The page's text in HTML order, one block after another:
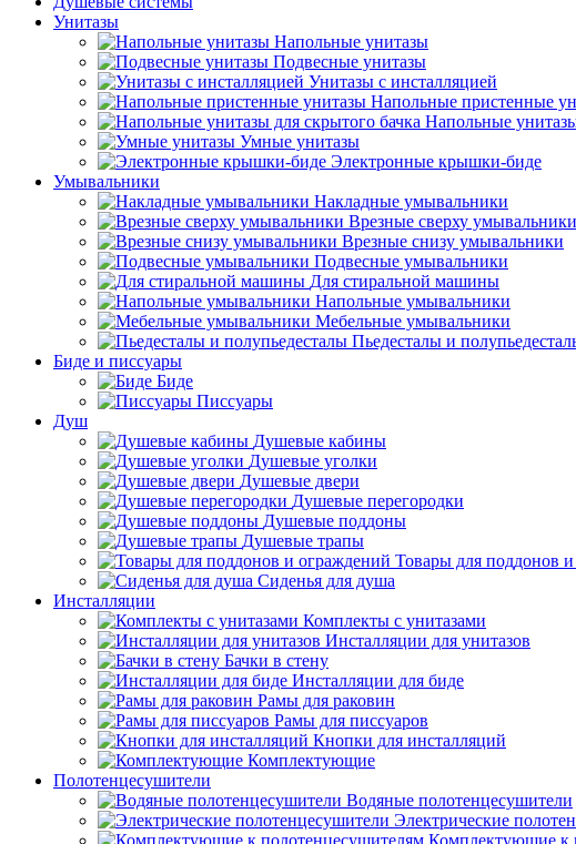
Унитазы
Напольные унитазы
Подвесные унитазы
Унитазы с инсталляцией
Напольные пристенные
Напольные
Умные унитазы
Электронные крышки-биде
Умывальники
Накладные умывальники
Врезные сверху умывальники
Врезные снизу умывальники
Подвесные умывальники
Для стиральной машины
Напольные умывальники
Мебельные умывальники
Пьедесталы и
Биде и писсуары
Биде
Писсуары
Душ
Душевые кабины
Душевые уголки
Душевые двери
Душевые перегородки
Душевые поддоны
Душевые трапы
Товары для поддонов
Сиденья для душа
Инсталляции
Комплекты с унитазами
Инсталляции для унитазов
Бачки в стену
Инсталляции для биде
Рамы для раковин
Рамы для писсуаров
Кнопки для инсталляций
Комплектующие
Полотенцесушители
Водяные полотенцесушители
Электрические
Комплектующие к